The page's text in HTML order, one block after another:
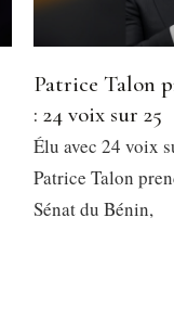
Patrice Talon
: 24 voix sur 25
Élu avec 24 voix
Patrice Talon
Sénat du Bénin,